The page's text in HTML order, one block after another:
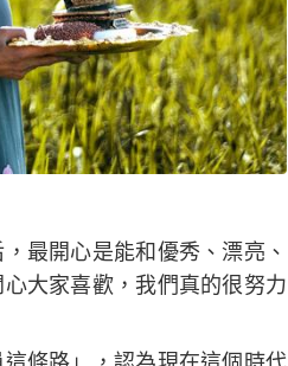
最開心是能和優秀、漂亮、
大家喜歡，我們真的很努力